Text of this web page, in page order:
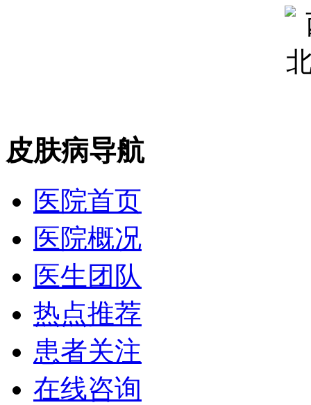
皮肤病导航
医院首页
医院概况
医生团队
热点推荐
患者关注
在线咨询